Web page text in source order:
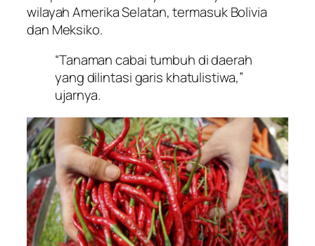
wilayah Amerika Selatan, termasuk Bolivia
dan Meksiko.
“Tanaman cabai tumbuh di daerah
yang dilintasi garis khatulistiwa,”
ujarnya.